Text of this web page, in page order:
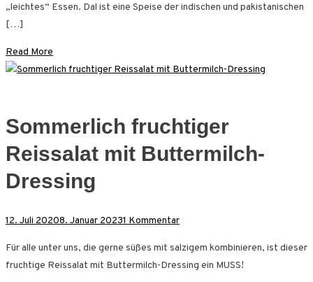
Kichererbsen
„leichtes“ Essen. Dal ist eine Speise der indischen und pakistanischen
[…]
Read More
Sommerlich fruchtiger
Reissalat mit Buttermilch-
Dressing
12. Juli 20208. Januar 20231 Kommentarzu
fruchtiger
Reissalat
Für alle unter uns, die gerne süßes mit salzigem kombinieren, ist dieser
fruchtige Reissalat mit Buttermilch-Dressing ein MUSS!